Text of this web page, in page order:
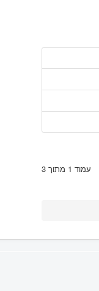
עמוד 1 מתוך 3